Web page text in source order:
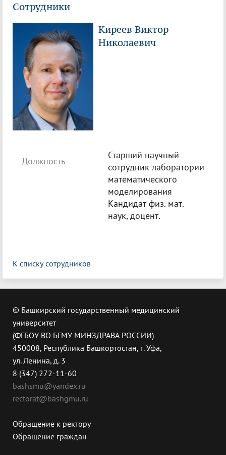
Сотрудники
Киреев Виктор
Николаевич
Должность
Старший научный
сотрудник лаборатории
математического
моделирования
Кандидат физ.-мат.
наук, доцент.
К списку сотрудников
© Башкирский государственный медицинский
университет
(ФГБОУ ВО БГМУ МИНЗДРАВА РОССИИ)
450008, Республика Башкортостан, г. Уфа,
ул. Ленина, д. 3
8 (347) 272-11-60
bashsmu@yandex.ru
rectorat@bashgmu.ru
Обращение к ректору
Обращение граждан